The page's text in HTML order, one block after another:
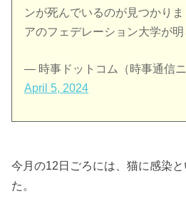
ンが死んでいるのが見つかり
アのフェデレーション大学が明
— 時事ドットコム（時事通信
April 5, 2024
今月の12日ごろには、猫に感染
た。